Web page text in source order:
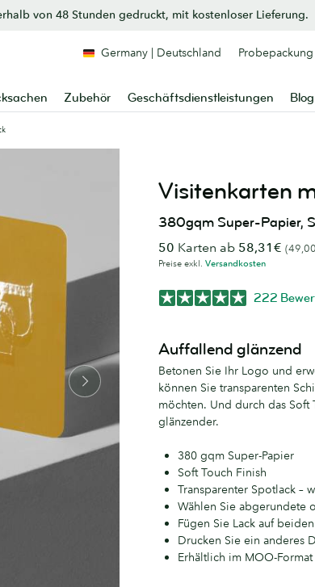
von 48 Stunden gedruckt, mit kostenloser Lieferung.
Zubehör Geschäftsdienstleistungen Blog
Germany | Deutschland Probepackung
Visitenkarten
380gqm Super-Papier,
50 Karten ab 58,31€
Preise exkl. Versandkosten
222
Auffallend glänzend
Betonen Sie Ihr Logo und
können Sie transparenten
möchten. Und durch das Soft
glänzender.
380 gqm Super-Papier
Soft Touch Finish
Transparenter Spotlack –
Wählen Sie abgerundete
Fügen Sie Lack auf
Drucken Sie ein anderes
Erhältlich im MOO-